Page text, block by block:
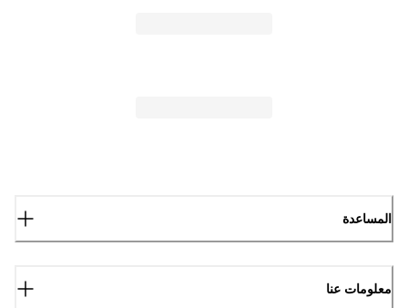
المساعدة
معلومات عنا